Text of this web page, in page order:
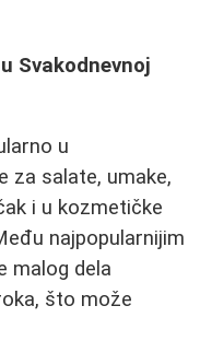
Svakodnevnoj
u
za salate, umake,
i u kozmetičke
najpopularnijim
malog dela
što može